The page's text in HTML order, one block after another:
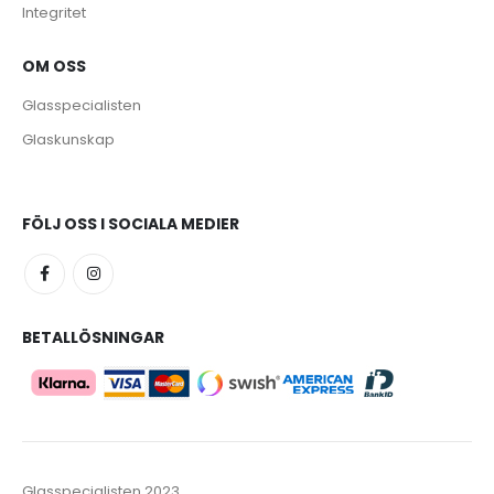
Integritet
OM OSS
Glasspecialisten
Glaskunskap
FÖLJ OSS I SOCIALA MEDIER
BETALLÖSNINGAR